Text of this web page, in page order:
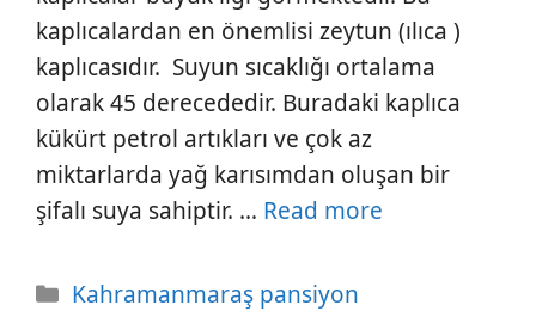
kaplıcalardan en önemlisi zeytun (ılıca )
kaplıcasıdır. Suyun sıcaklığı ortalama
olarak 45 derecededir. Buradaki kaplıca
kükürt petrol artıkları ve çok az
miktarlarda yağ karısımdan oluşan bir
şifalı suya sahiptir. … Read more
Kategoriler
Kahramanmaraş pansiyon